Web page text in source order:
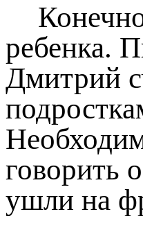
ребенка.
Дмитрий
говорить
ушли на